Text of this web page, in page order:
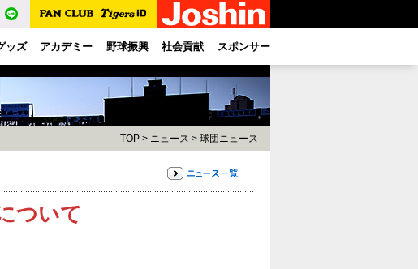
ッズ アカデミー 野球振興 社会貢献 スポンサー
TOP > ニュース > 球団ニュース
ついて